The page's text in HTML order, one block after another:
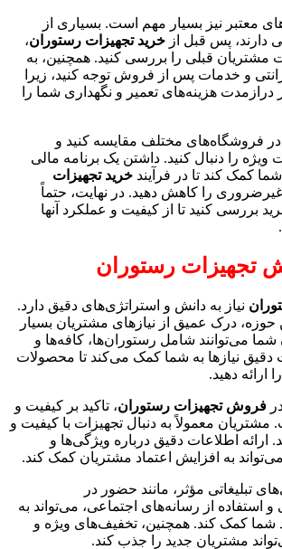
معتبر نیز بسیار مهم است. بسیاری از
دارند، پس قبل از خرید تجهیزات رستوران،
مشتریان قبلی را بررسی کنید. همچنین، به
و خدمات پس از فروش توجه کنید، زیرا
درازمدت هزینه‌های تعمیر و نگهداری شما را
فروشگاه‌های مختلف مقایسه کنید و
ویژه را دنبال کنید. داشتن یک برنامه مالی
کمک کند تا در فرآیند خرید تجهیزات
را کاهش دهید. در نهایت، حتماً
بررسی کنید تا از کیفیت و عملکرد آنها
تجهیزات رستوران
نیاز به دانش و استراتژی‌های دقیق دارد.
درک عمیق از نیازهای مشتریان بسیار
می‌توانند شامل رستوران‌ها، کافه‌ها و
دقیق نیازها به شما کمک می‌کند تا محصولات
ارائه دهید.
فروش تجهیزات رستوران، تاکید بر کیفیت و
معمولاً به دنبال تجهیزات با کیفیت و
ارائه اطلاعات دقیق درباره ویژگی‌ها و
به افزایش اعتماد مشتریان کمک کند.
تبلیغاتی مؤثر، مانند حضور در
استفاده از رسانه‌های اجتماعی، می‌تواند به
شما کمک کند. همچنین، تخفیف‌های ویژه و
مشتریان جدید را جذب کند.